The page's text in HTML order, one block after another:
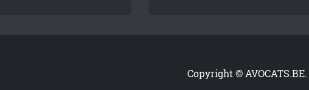
Copyright © AVOCATS.BE.